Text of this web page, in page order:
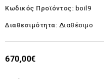
Κωδικός Προϊόντος: boil9
Διαθεσιμότητα: Διαθέσιμο
670,00€